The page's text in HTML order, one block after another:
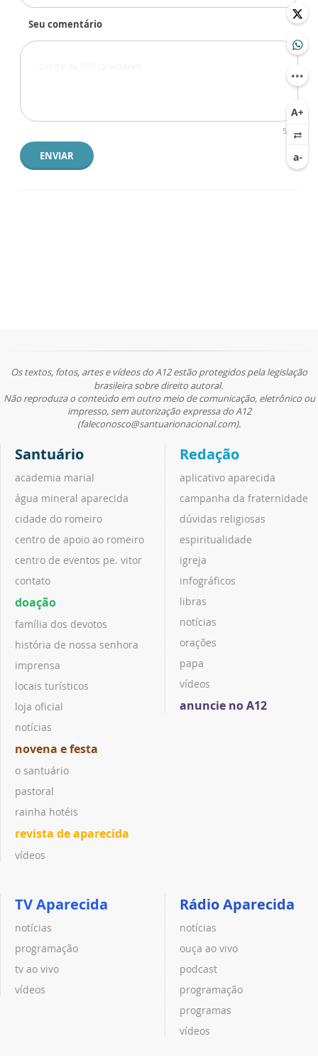
Seu comentário
500
ENVIAR
Os textos, fotos, artes e vídeos do A12 estão protegidos pela legislação
brasileira sobre direito autoral.
Não reproduza o conteúdo em outro meio de comunicação, eletrônico ou
impresso, sem autorização expressa do A12
(faleconosco@santuarionacional.com).
Santuário
academia marial
água mineral aparecida
cidade do romeiro
centro de apoio ao romeiro
centro de eventos pe. vitor
contato
doação
família dos devotos
história de nossa senhora
imprensa
locais turísticos
loja oficial
notícias
novena e festa
o santuário
pastoral
rainha hotéis
revista de aparecida
vídeos
Redação
aplicativo aparecida
campanha da fraternidade
dúvidas religiosas
espiritualidade
igreja
infográficos
libras
notícias
orações
papa
vídeos
anuncie no A12
TV Aparecida
notícias
programação
tv ao vivo
vídeos
Rádio Aparecida
notícias
ouça ao vivo
podcast
programação
programas
vídeos